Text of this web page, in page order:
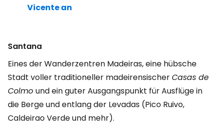
Vicente an
Santana
Eines der Wanderzentren Madeiras, eine hübsche
Stadt voller traditioneller madeirensischerCasas de
Colmo und ein guter Ausgangspunkt für Ausflüge in
die Berge und entlang der Levadas (Pico Ruivo,
Caldeirao Verde und mehr).